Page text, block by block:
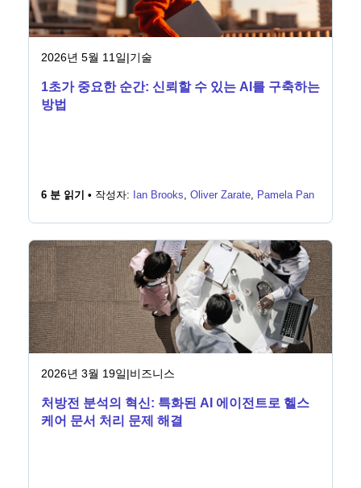
2026년 5월 11일|기술
1초가 중요한 순간: 신뢰할 수 있는 AI를 구축하는
방법
6 분 읽기 • 작성자: Ian Brooks, Oliver Zarate, Pamela Pan
2026년 3월 19일|비즈니스
처방전 분석의 혁신: 특화된 AI 에이전트로 헬스
케어 문서 처리 문제 해결